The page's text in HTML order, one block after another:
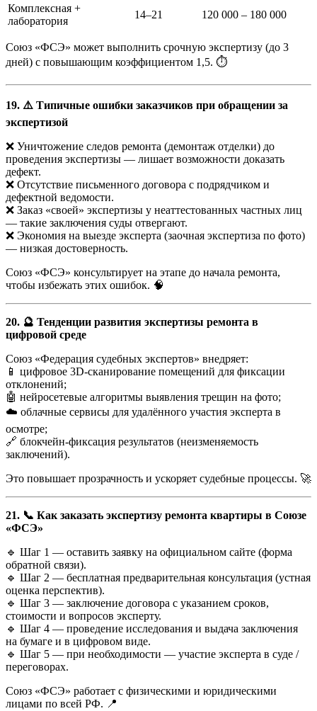
Комплексная +
лаборатория
14–21 120 000 – 180 000
Союз «ФСЭ» может выполнить срочную экспертизу (до 3
дней) с повышающим коэффициентом 1,5. ⏱️
19. ⚠️ Типичные ошибки заказчиков при обращении за
экспертизой
❌ Уничтожение следов ремонта (демонтаж отделки) до
проведения экспертизы — лишает возможности доказать
дефект.
❌ Отсутствие письменного договора с подрядчиком и
дефектной ведомости.
❌ Заказ «своей» экспертизы у неаттестованных частных лиц
— такие заключения суды отвергают.
❌ Экономия на выезде эксперта (заочная экспертиза по фото)
— низкая достоверность.
Союз «ФСЭ» консультирует на этапе до начала ремонта,
чтобы избежать этих ошибок. 🧠
20. 🔮 Тенденции развития экспертизы ремонта в
цифровой среде
Союз «Федерация судебных экспертов» внедряет:
📱 цифровое 3D-сканирование помещений для фиксации
отклонений;
🤖 нейросетевые алгоритмы выявления трещин на фото;
☁️ облачные сервисы для удалённого участия эксперта в
осмотре;
🔗 блокчейн-фиксация результатов (неизменяемость
заключений).
Это повышает прозрачность и ускоряет судебные процессы. 🚀
21. 📞 Как заказать экспертизу ремонта квартиры в Союзе
«ФСЭ»
🔹 Шаг 1 — оставить заявку на официальном сайте (форма
обратной связи).
🔹 Шаг 2 — бесплатная предварительная консультация (устная
оценка перспектив).
🔹 Шаг 3 — заключение договора с указанием сроков,
стоимости и вопросов эксперту.
🔹 Шаг 4 — проведение исследования и выдача заключения
на бумаге и в цифровом виде.
🔹 Шаг 5 — при необходимости — участие эксперта в суде /
переговорах.
Союз «ФСЭ» работает с физическими и юридическими
лицами по всей РФ. 📍